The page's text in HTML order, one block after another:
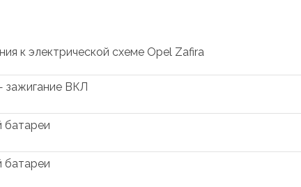
к электрической схеме Opel Zafira
зажигание ВКЛ
батареи
батареи